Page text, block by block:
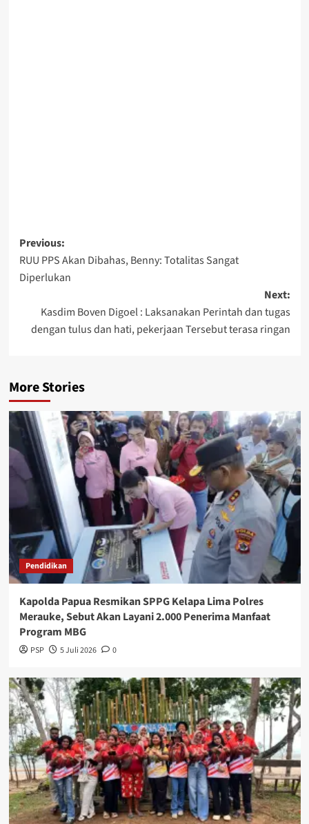
Post
navigation
Previous:
RUU PPS Akan Dibahas, Benny: Totalitas Sangat
Diperlukan
Next:
Kasdim Boven Digoel : Laksanakan Perintah dan tugas
dengan tulus dan hati, pekerjaan Tersebut terasa ringan
More Stories
Pendidikan
Kapolda Papua Resmikan SPPG Kelapa Lima Polres
Merauke, Sebut Akan Layani 2.000 Penerima Manfaat
Program MBG
PSP 5 Juli 2026 0